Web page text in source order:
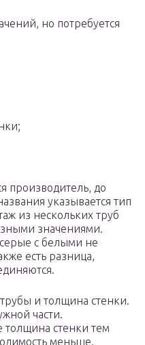
но потребуется
производитель, до
указывается тип
из нескольких труб
значениями.
с белыми не
есть разница,
и толщина стенки.
части.
толщина стенки тем
меньше.